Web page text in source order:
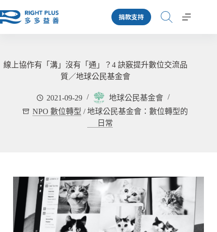
至
容
捐款支持
線上協作有「溝」沒有「通」？4 訣竅提升數位交流品
質／地球公民基金會
2021-09-29
地球公民基金會
NPO 數位轉型 /地球公民基金會：數位轉型的
日常